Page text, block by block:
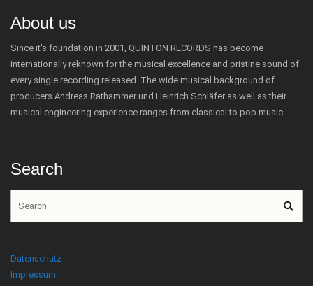
About us
Since it's foundation in 2001, QUINTON RECORDS has become
internationally reknown for the musical excellence and pristine sound of
every single recording released. The wide musical background of
producers Andreas Rathammer und Heinrich Schläfer as well as their
musical engineering experience ranges from classical to pop music.
Search
Datenschutz
Impressum